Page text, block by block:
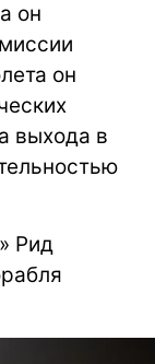
он
он
выхода в
Рид